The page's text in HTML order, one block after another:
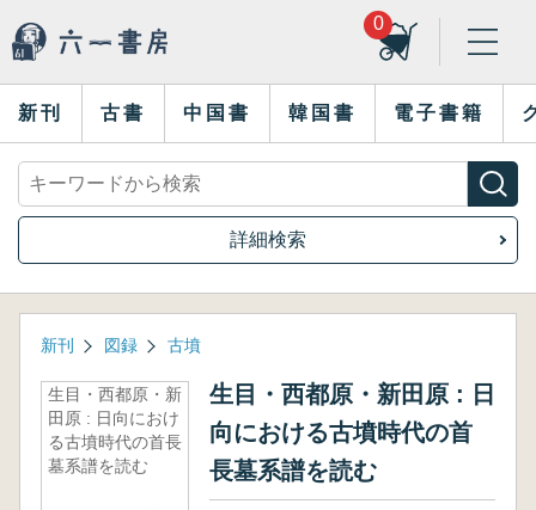
0
新刊 古書 中国書 韓国書 電子書籍
詳細検索
新刊 図録 古墳
生目・西都原・新
田原 : 日向におけ
る古墳時代の首長
墓系譜を読む
生目・西都原・新田原 : 日
向における古墳時代の首
長墓系譜を読む